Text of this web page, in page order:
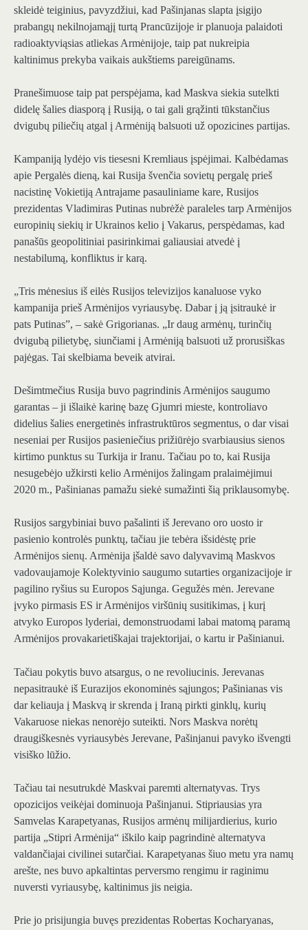
skleidė teiginius, pavyzdžiui, kad Pašinjanas slapta įsigijo
prabangų nekilnojamąjį turtą Prancūzijoje ir planuoja palaidoti
radioaktyviąsias atliekas Armėnijoje, taip pat nukreipia
kaltinimus prekyba vaikais aukštiems pareigūnams.
Pranešimuose taip pat perspėjama, kad Maskva siekia sutelkti
didelę šalies diasporą į Rusiją, o tai gali grąžinti tūkstančius
dvigubų piliečių atgal į Armėniją balsuoti už opozicines partijas.
Kampaniją lydėjo vis tiesesni Kremliaus įspėjimai. Kalbėdamas
apie Pergalės dieną, kai Rusija švenčia sovietų pergalę prieš
nacistinę Vokietiją Antrajame pasauliniame kare, Rusijos
prezidentas Vladimiras Putinas nubrėžė paraleles tarp Armėnijos
europinių siekių ir Ukrainos kelio į Vakarus, perspėdamas, kad
panašūs geopolitiniai pasirinkimai galiausiai atvedė į
nestabilumą, konfliktus ir karą.
„Tris mėnesius iš eilės Rusijos televizijos kanaluose vyko
kampanija prieš Armėnijos vyriausybę. Dabar į ją įsitraukė ir
pats Putinas”, – sakė Grigorianas. „Ir daug armėnų, turinčių
dvigubą pilietybę, siunčiami į Armėniją balsuoti už prorusiškas
pajėgas. Tai skelbiama beveik atvirai.
Dešimtmečius Rusija buvo pagrindinis Armėnijos saugumo
garantas – ji išlaikė karinę bazę Gjumri mieste, kontroliavo
didelius šalies energetinės infrastruktūros segmentus, o dar visai
neseniai per Rusijos pasieniečius prižiūrėjo svarbiausius sienos
kirtimo punktus su Turkija ir Iranu. Tačiau po to, kai Rusija
nesugebėjo užkirsti kelio Armėnijos žalingam pralaimėjimui
2020 m., Pašinianas pamažu siekė sumažinti šią priklausomybę.
Rusijos sargybiniai buvo pašalinti iš Jerevano oro uosto ir
pasienio kontrolės punktų, tačiau jie tebėra išsidėstę prie
Armėnijos sienų. Armėnija įšaldė savo dalyvavimą Maskvos
vadovaujamoje Kolektyvinio saugumo sutarties organizacijoje ir
pagilino ryšius su Europos Sąjunga. Gegužės mėn. Jerevane
įvyko pirmasis ES ir Armėnijos viršūnių susitikimas, į kurį
atvyko Europos lyderiai, demonstruodami labai matomą paramą
Armėnijos provakarietiškajai trajektorijai, o kartu ir Pašinianui.
Tačiau pokytis buvo atsargus, o ne revoliucinis. Jerevanas
nepasitraukė iš Eurazijos ekonominės sąjungos; Pašinianas vis
dar keliauja į Maskvą ir skrenda į Iraną pirkti ginklų, kurių
Vakaruose niekas nenorėjo suteikti. Nors Maskva norėtų
draugiškesnės vyriausybės Jerevane, Pašinjanui pavyko išvengti
visiško lūžio.
Tačiau tai nesutrukdė Maskvai paremti alternatyvas. Trys
opozicijos veikėjai dominuoja Pašinjanui. Stipriausias yra
Samvelas Karapetyanas, Rusijos armėnų milijardierius, kurio
partija „Stipri Armėnija“ iškilo kaip pagrindinė alternatyva
valdančiajai civilinei sutarčiai. Karapetyanas šiuo metu yra namų
arešte, nes buvo apkaltintas perversmo rengimu ir raginimu
nuversti vyriausybę, kaltinimus jis neigia.
Prie jo prisijungia buvęs prezidentas Robertas Kocharyanas,